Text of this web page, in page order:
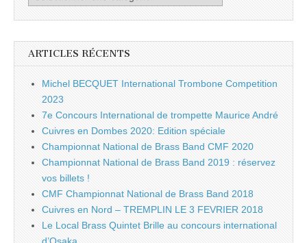
ARTICLES RÉCENTS
Michel BECQUET International Trombone Competition
2023
7e Concours International de trompette Maurice André
Cuivres en Dombes 2020: Edition spéciale
Championnat National de Brass Band CMF 2020
Championnat National de Brass Band 2019 : réservez
vos billets !
CMF Championnat National de Brass Band 2018
Cuivres en Nord – TREMPLIN LE 3 FEVRIER 2018
Le Local Brass Quintet Brille au concours international